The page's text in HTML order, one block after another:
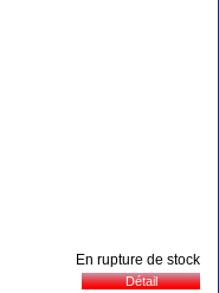
En rupture de stock